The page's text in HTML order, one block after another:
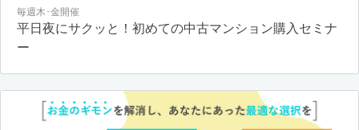
毎週木･金開催
平日夜にサクッと！初めての中古マンション購入セミナ
ー